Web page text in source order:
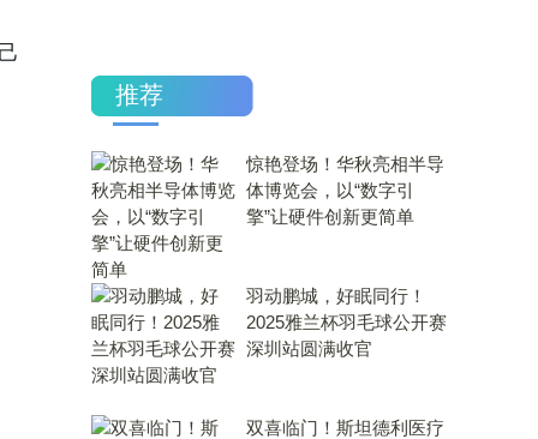
推荐
惊艳登场！华秋亮相半导
体博览会，以“数字引
擎”让硬件创新更简单
羽动鹏城，好眠同行！
2025雅兰杯羽毛球公开赛
深圳站圆满收官
双喜临门！斯坦德利医疗